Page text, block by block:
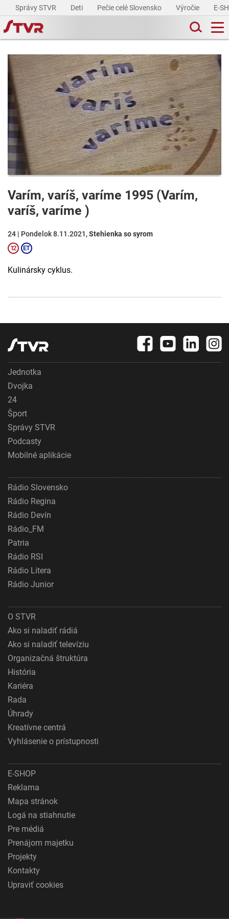
Správy STVR Deti Pečie celé Slovensko Výročie E-
Varím, varíš, varíme 1995 (Varím,
varíš, varíme )
24 | Pondelok 8.11.2021,Stehienka so syrom
Kulinársky cyklus.
Jednotka
Dvojka
24
Šport
Správy STVR
Podcasty
Mobilné aplikácie
Rádio Slovensko
Rádio Regina
Rádio Devín
Rádio_FM
Patria
Rádio RSI
Rádio Litera
Rádio Junior
O STVR
Ako si naladiť rádiá
Ako si naladiť televíziu
Organizačná štruktúra
História
Kariéra
Rada
Úhrady
Kreatívne centrá
Vyhlásenie o prístupnosti
E-SHOP
Reklama
Mapa stránok
Logá na stiahnutie
Pre médiá
Prenájom majetku
Projekty
Kontakty
Upraviť cookies